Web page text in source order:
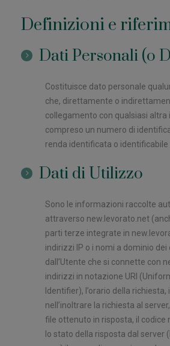
Definizioni e
Dati Personali (o
Costituisce dato personale
che, direttamente o
collegamento con qualsiasi
compreso un numero di
renda identificata o identificabile
Dati di Utilizzo
Sono le informazioni raccolte
attraverso new.levorato.net
parti terze integrate in
indirizzi IP o i nomi a dominio
dall’Utente che si connette con
indirizzi in notazione URI
Identifier), l’orario della
nell’inoltrare la richiesta al
file ottenuto in risposta, il codice
lo stato della risposta dal server